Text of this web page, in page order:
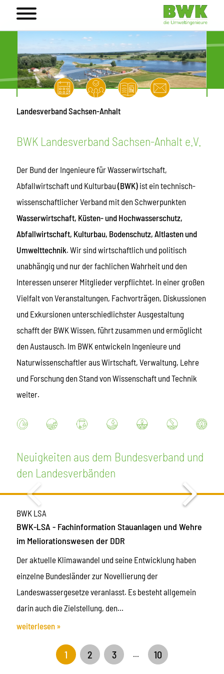
Landesverband Sachsen-Anhalt
BWK Landesverband Sachsen-Anhalt e.V.
Der Bund der Ingenieure für Wasserwirtschaft,
Abfallwirtschaft und Kulturbau (BWK) ist ein technisch-
wissenschaftlicher Verband mit den Schwerpunkten
Wasserwirtschaft, Küsten- und Hochwasserschutz,
Abfallwirtschaft, Kulturbau, Bodenschutz, Altlasten und
Umwelttechnik. Wir sind wirtschaftlich und politisch
unabhängig und nur der fachlichen Wahrheit und den
Interessen unserer Mitglieder verpflichtet. In einer großen
Vielfalt von Veranstaltungen, Fachvorträgen, Diskussionen
und Exkursionen unterschiedlichster Ausgestaltung
schafft der BWK Wissen, führt zusammen und ermöglicht
den Austausch. Im BWK entwickeln Ingenieure und
Naturwissenschaftler aus Wirtschaft, Verwaltung, Lehre
und Forschung den Stand von Wissenschaft und Technik
weiter.
Neuigkeiten aus dem Bundesverband und
den Landesverbänden
BWK LSA
BWK-LSA - Fachinformation Stauanlagen und Wehre
im Meliorationswesen der DDR
Der aktuelle Klimawandel und seine Entwicklung haben
einzelne Bundesländer zur Novellierung der
Landeswassergesetze veranlasst. Es besteht allgemein
darin auch die Zielstellung, den
Landschaftswasserhaushalt mit den kleineren
Gewässerunterhaltung nicht mehr einseitig auf eine
weiterlesen »
1 2 3 ... 10